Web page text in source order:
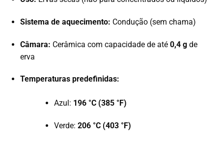
Sistema de aquecimento: Condução (sem chama)
Câmara: Cerâmica com capacidade de até 0,4 gde
erva
Temperaturas predefinidas:
Azul: 196 °C (385 °F)
Verde: 206 °C (403 °F)